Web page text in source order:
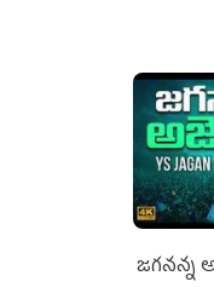
జగనన్న